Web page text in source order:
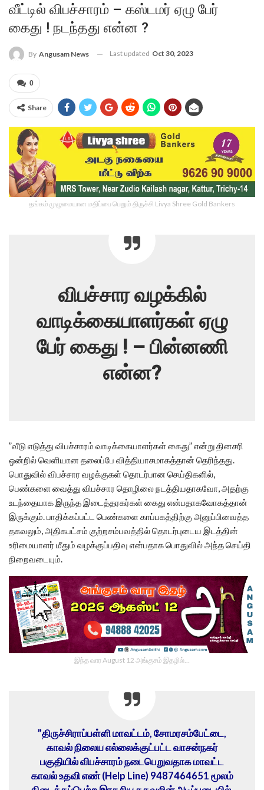
வீட்டில் விபச்சாரம் – கஸ்டமர் ஏழு பேர்
கைது ! நடந்தது என்ன ?
By Angusam News Last updated Oct 30, 2023
0
Share
தங்கம் முழுமையான மதிப்பை பெறும் திருச்சி Livya Shree Gold Bankers
விபச்சார வழக்கில்
வாடிக்கையாளர்கள் ஏழு
பேர் கைது ! – பின்னணி
என்ன?
”வீடு எடுத்து விபச்சாரம் வாடிக்கையாளர்கள் கைது” என்று தினசரி
ஒன்றில் வெளியான தலைப்பே வித்தியாசமாகத்தான் தெரிந்தது.
பொதுவில் விபச்சார வழக்குகள் தொடர்பான செய்திகளில்,
பெண்களை வைத்து விபச்சார தொழிலை நடத்தியதாகவோ, அதற்கு
உடந்தையாக இருந்த இடைத்தரகர்கள் கைது என்பதாகவோகத்தான்
இருக்கும். பாதிக்கப்பட்ட பெண்களை காப்பகத்திற்கு அனுப்பிவைத்த
தகவலும், அதிகபட்சம் குற்றசம்பவத்தில் தொடர்புடைய இடத்தின்
உரிமையாளர் மீதும் வழக்குப்பதிவு என்பதாக பொதுவில் அந்த செய்தி
நிறைவடையும்.
இந்த வார August 12 அங்குசம் இதழில்…
”திருச்சிராப்பள்ளி மாவட்டம், சோமரசம்பேட்டை,
காவல் நிலைய எல்லைக்குட்பட்ட வாசன்நகர்
பகுதியில் விபச்சாரம் நடைபெறுவதாக மாவட்ட
காவல் உதவி எண் (Help Line) 9487464651 மூலம்